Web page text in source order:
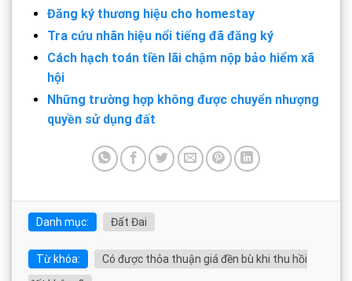
Đăng ký thương hiệu cho homestay
Tra cứu nhãn hiệu nổi tiếng đã đăng ký
Cách hạch toán tiền lãi chậm nộp bảo hiểm xã
hội
Những trường hợp không được chuyển nhượng
quyền sử dụng đất
Danh mục: Đất Đai
Từ khóa:
Có được thỏa thuận giá đền bù khi thu hồi